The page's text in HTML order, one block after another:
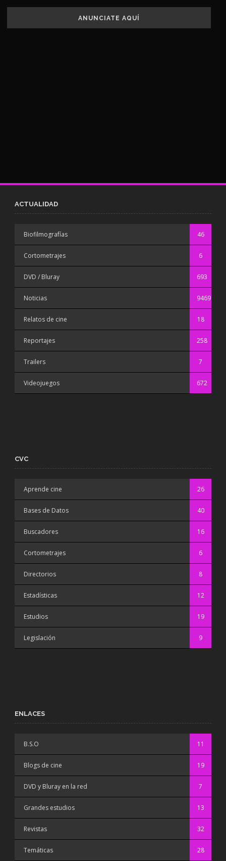
ANUNCIATE AQUÍ
ACTUALIDAD
Biofilmografías 46
Cortometrajes 6
DVD / Bluray 693
Noticias 9469
Relatos de cine 18
Reportajes 258
Trailers 7
Videojuegos 672
CVC
Aprende cine 26
Bases de Datos 40
Buscadores 16
Cortometrajes 6
Directorios 8
Estadísticas 12
Estudios 19
Legislación 9
ENLACES
B.S.O 11
Blogs de cine 19
DVD y Bluray en la red 7
Grandes estudios 13
Revistas 32
Temáticas 28